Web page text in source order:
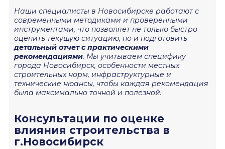
Наши специалисты в Новосибирске работают с
современными методиками и проверенными
инструментами, что позволяет не только быстро
оценить текущую ситуацию, но и подготовить
детальный отчет с практическими
рекомендациями. Мы учитываем специфику
города Новосибирск, особенности местных
строительных норм, инфраструктурные и
технические нюансы, чтобы каждая рекомендация
была максимально точной и полезной.
Консультации по оценке
влияния строительства в
г.Новосибирск